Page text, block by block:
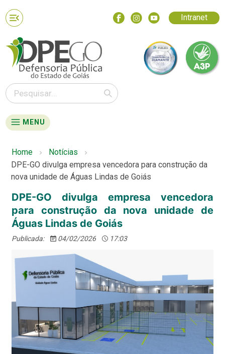
Intranet
MENU
Home
Notícias
DPE-GO divulga empresa vencedora para construção da
nova unidade de Águas Lindas de Goiás
DPE-GO divulga empresa vencedora
para construção da nova unidade de
Águas Lindas de Goiás
Publicada: 04/02/2026 17:03